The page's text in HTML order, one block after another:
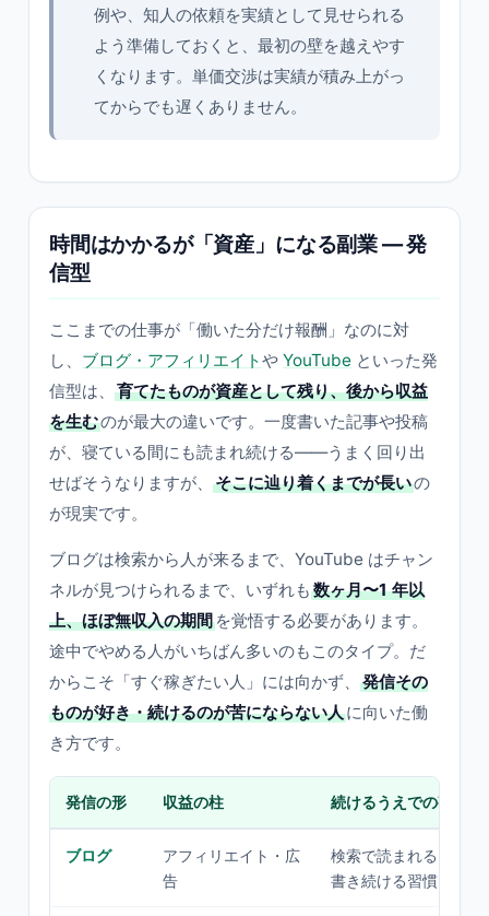
例や、知人の依頼を実績として見せられる
よう準備しておくと、最初の壁を越えやす
くなります。単価交渉は実績が積み上がっ
てからでも遅くありません。
時間はかかるが「資産」になる副業 — 発
信型
ここまでの仕事が「働いた分だけ報酬」なのに対
し、 ブログ・アフィリエイトや YouTube といった発
信型は、
育てたものが資産として残り、後から収益
を生むのが最大の違いです。一度書いた記事や投稿
が、寝ている間にも読まれ続ける——うまく回り出
せばそうなりますが、
そこに辿り着くまでが長いの
が現実です。
ブログは検索から人が来るまで、YouTube はチャン
ネルが見つけられるまで、いずれも 数ヶ月〜1 年以
上、ほぼ無収入の期間 を覚悟する必要があります。
途中でやめる人がいちばん多いのもこのタイプ。だ
からこそ「すぐ稼ぎたい人」には向かず、
発信その
ものが好き・続けるのが苦にならない人に向いた働
き方です。
発信の形 収益の柱 続けるうえでの勘所
ブログ
アフィリエイト・広
告
検索で読まれるテーマ
書き続ける習慣